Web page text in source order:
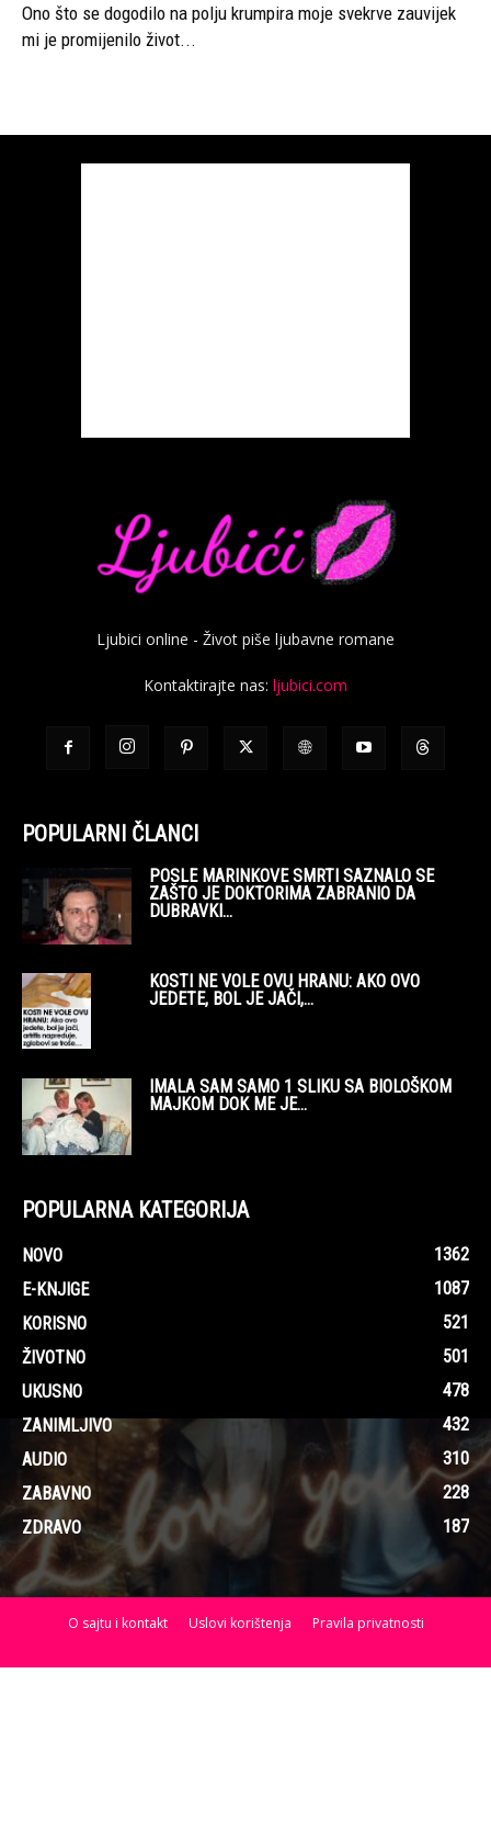
Ono što se dogodilo na polju krumpira moje svekrve zauvijek
mi je promijenilo život...
Ljubici online - Život piše ljubavne romane
Kontaktirajte nas: ljubici.com
POPULARNI ČLANCI
POSLE MARINKOVE SMRTI SAZNALO SE
ZAŠTO JE DOKTORIMA ZABRANIO DA
DUBRAVKI...
KOSTI NE VOLE OVU HRANU: AKO OVO
JEDETE, BOL JE JAČI,...
IMALA SAM SAMO 1 SLIKU SA BIOLOŠKOM
MAJKOM DOK ME JE...
POPULARNA KATEGORIJA
NOVO
1362
E-KNJIGE
1087
KORISNO
521
ŽIVOTNO
501
UKUSNO
478
ZANIMLJIVO
432
AUDIO
310
ZABAVNO
228
ZDRAVO
187
O sajtu i kontakt Uslovi korištenja Pravila privatnosti